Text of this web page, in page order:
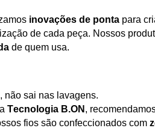
inovações de ponta para
de cada peça. Nossos
de quem usa.
, não sai nas lavagens.
Tecnologia B.ON ,
fios são confeccionados com